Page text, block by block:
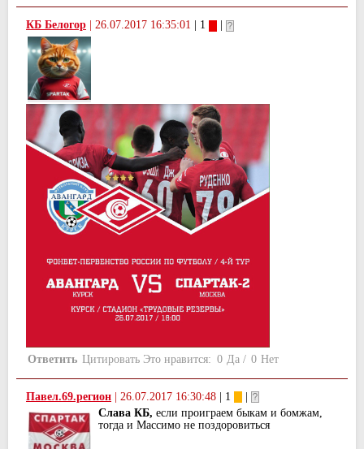
КБ Белогор 26.07.2017 16:35:01 | 1
Ответить Цитировать Это нравится: 0 Да / 0 Нет
Павел.69.регион | 26.07.2017 16:30:48 | 1
|
Слава КБ, если проиграем быкам и бомжам,
тогда и Массимо не поздоровиться